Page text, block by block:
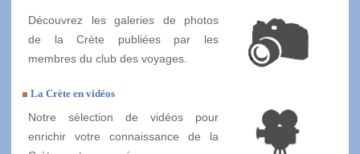
Découvrez les galeries de photos
de la Crète publiées par les
membres du club des voyages.
La Crète en vidéos
Notre sélection de vidéos pour
enrichir votre connaissance de la